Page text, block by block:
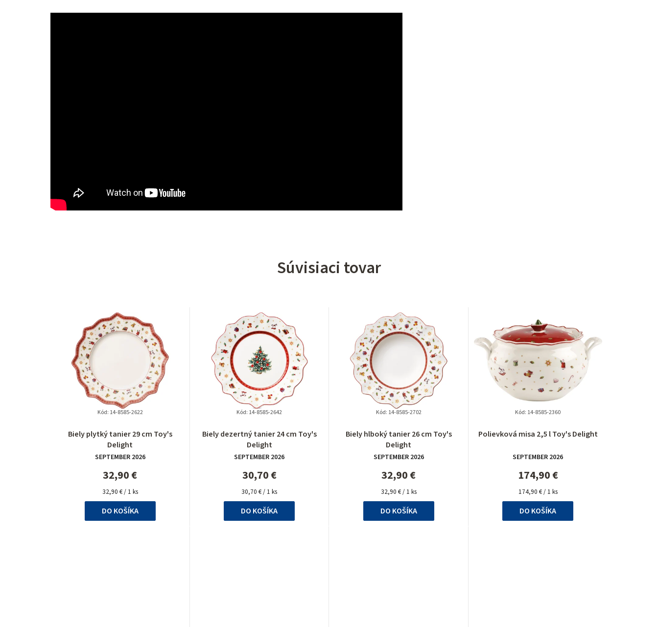
Súvisiaci tovar
Biely plytký tanier 29 cm Toy's
Delight
hodnotenie
produktu
je
5,0
z
5
hviezdičiek.
SEPTEMBER 2026
32,90 €
Jednotková
cena:
32,90 € / 1 ks
DO KOŠÍKA
Kód: 14-8585-2622
Biely dezertný tanier 24 cm Toy's
Delight
hodnotenie
produktu
je
5,0
z
5
hviezdičiek.
SEPTEMBER 2026
30,70 €
Jednotková
cena:
30,70 € / 1 ks
DO KOŠÍKA
Kód: 14-8585-2642
Biely hlboký tanier 26 cm Toy's
Delight
hodnotenie
produktu
je
5,0
z
5
hviezdičiek.
SEPTEMBER 2026
32,90 €
Jednotková
cena:
32,90 € / 1 ks
DO KOŠÍKA
Kód: 14-8585-2702
Polievková misa 2,5 l Toy's Delight
hodnotenie
je
5,0
z
5
hviezdičiek.
SEPTEMBER 2026
174,90 €
Jednotková
cena:
174,90 € / 1 ks
DO KOŠÍKA
Kód: 14-8585-2360